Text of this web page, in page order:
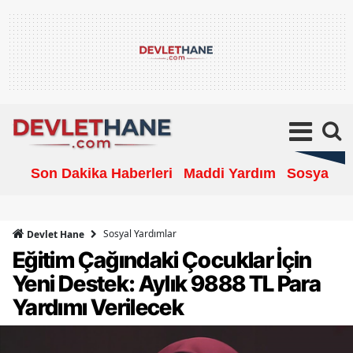
Son Dakika Haberleri Maddi Yardım Sosyal
Devlet Hane Sosyal Yardımlar
Eğitim Çağındaki Çocuklar İçin
Yeni Destek: Aylık 9888 TL Para
Yardımı Verilecek